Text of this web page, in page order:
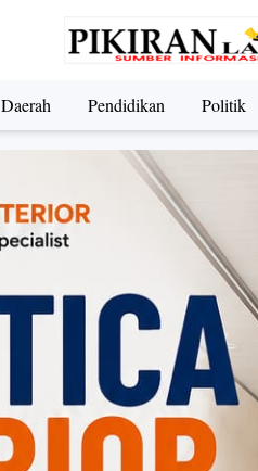
Daerah Pendidikan Politik
Nasional Olahraga